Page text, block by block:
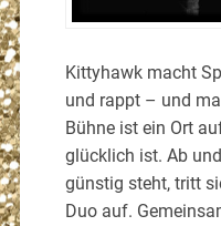
Kittyhawk macht
und rappt – und
Bühne ist ein Ort
glücklich ist. Ab
günstig steht, tritt
Duo auf.